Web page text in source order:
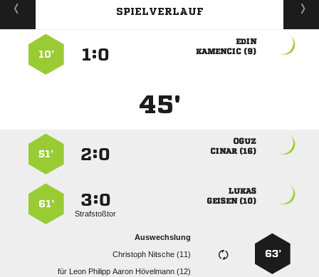
SPIELVERLAUF

 
:
10’
45'

 
:
51’

 
:
Strafstoßtor
61’
63’
Auswechslung
  
für     